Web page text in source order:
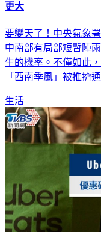
更大
要變天了！中央氣象
中南部有局部短暫陣
生的機率。不僅如此
「西南季風」被推擠
生活